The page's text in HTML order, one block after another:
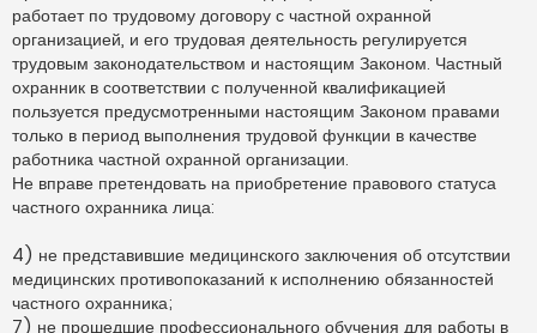
работает по трудовому договору с частной охранной
организацией, и его трудовая деятельность регулируется
трудовым законодательством и настоящим Законом. Частный
охранник в соответствии с полученной квалификацией
пользуется предусмотренными настоящим Законом правами
только в период выполнения трудовой функции в качестве
работника частной охранной организации.
Не вправе претендовать на приобретение правового статуса
частного охранника лица:
4) не представившие медицинского заключения об отсутствии
медицинских противопоказаний к исполнению обязанностей
частного охранника;
7) не прошедшие профессионального обучения для работы в